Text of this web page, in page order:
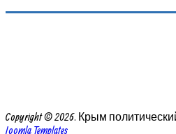
Copyright © 2026. Крым политический.
Joomla Templates